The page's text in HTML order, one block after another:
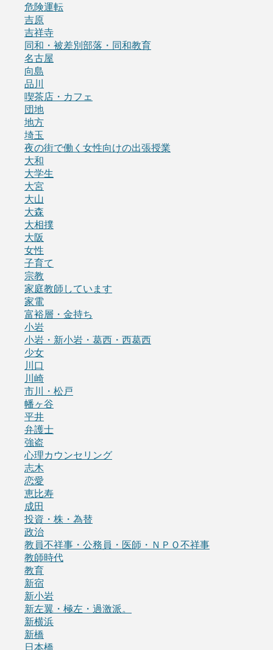
危険運転
吉原
吉祥寺
同和・被差別部落・同和教育
名古屋
向島
品川
喫茶店・カフェ
団地
地方
埼玉
夜の街で働く女性向けの出張授業
大和
大学生
大宮
大山
大森
大相撲
大阪
女性
子育て
宗教
家庭教師しています
家電
富裕層・金持ち
小岩
小岩・新小岩・葛西・西葛西
少女
川口
川崎
市川・松戸
幡ヶ谷
平井
弁護士
強盗
心理カウンセリング
志木
恋愛
恵比寿
成田
投資・株・為替
政治
教員不祥事・公務員・医師・ＮＰＯ不祥事
教師時代
教育
新宿
新小岩
新左翼・極左・過激派。
新横浜
新橋
日本橋